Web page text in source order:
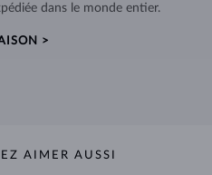
dans le monde entier.
>
AIMER AUSSI